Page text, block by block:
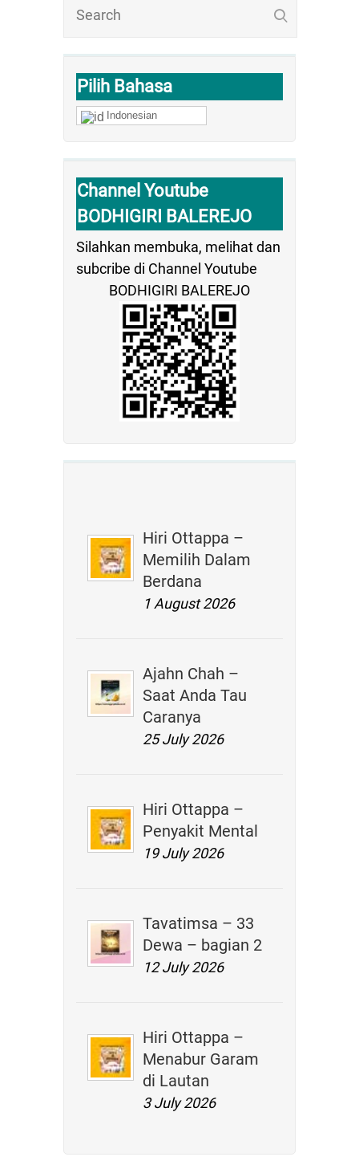
Pilih Bahasa
Indonesian
Channel Youtube
BODHIGIRI BALEREJO
Silahkan membuka, melihat dan
subcribe di Channel Youtube
BODHIGIRI BALEREJO
Hiri Ottappa –
Memilih Dalam
Berdana
1 August 2026
Ajahn Chah –
Saat Anda Tau
Caranya
25 July 2026
Hiri Ottappa –
Penyakit Mental
19 July 2026
Tavatimsa – 33
Dewa – bagian 2
12 July 2026
Hiri Ottappa –
Menabur Garam
di Lautan
3 July 2026